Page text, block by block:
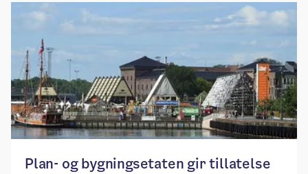
Plan- og bygningsetaten gir tillatelse